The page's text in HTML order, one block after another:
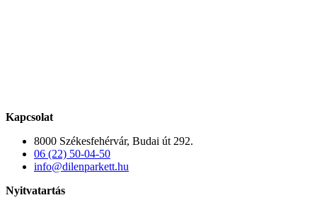
Kapcsolat
8000 Székesfehérvár, Budai út 292.
06 (22) 50-04-50
info@dilenparkett.hu
Nyitvatartás